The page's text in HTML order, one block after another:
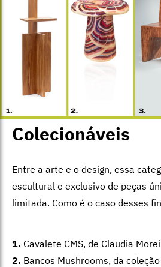
Colecionáveis
Entre a arte e o design, essa
escultural e exclusivo de peças
limitada. Como é o caso desses
1. Cavalete CMS, de Claudia
2. Bancos Mushrooms, da